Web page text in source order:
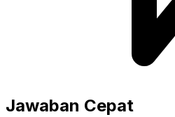
Jawaban Cepat